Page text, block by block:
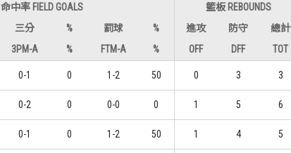
命中率 FIELD GOALS
籃板 REBOUNDS
三分 % 罰球 % 進攻 防守 總計
3PM-A % FTM-A % OFF DFF TOT
0-1 0 1-2 50 0 3 3
0-2 0 0-0 0 1 5 6
0-1 0 1-2 50 1 4 5